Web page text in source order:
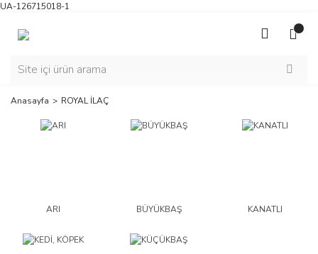
UA-126715018-1
Anasayfa ROYAL İLAÇ
ARI BÜYÜKBAŞ KANATLI